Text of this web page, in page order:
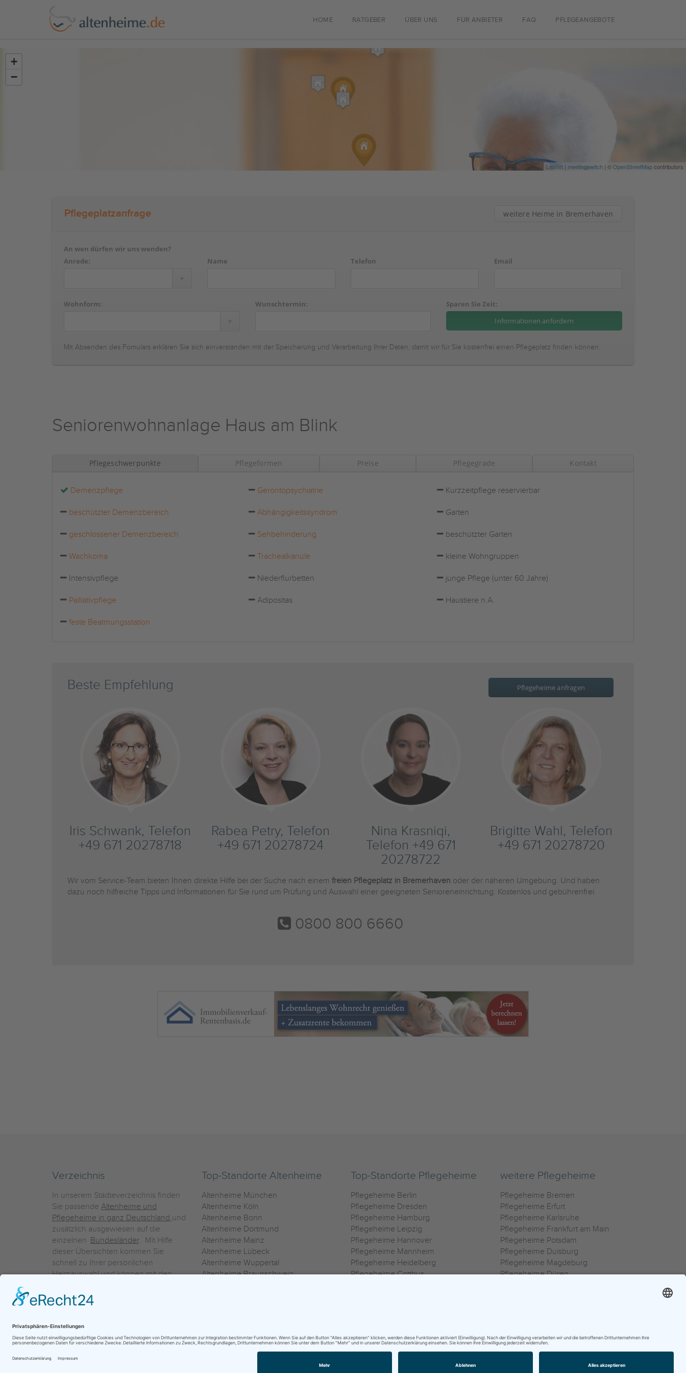
HOME RATGEBER ÜBER UNS FÜR ANBIETER FAQ PFLEGEANGEBOTE
+
−
Leaflet | meetingswitch | ©OpenStreetMapcontributors
Pflegeplatzanfrage weitere Heime in Bremerhaven
An wen dürfen wir uns wenden?
Anrede:
Name Telefon Email
Wohnform: Wunschtermin: Sparen Sie Zeit:
Mit Absenden des Fomulars erklären Sie sich einverstanden mit der Speicherung und Verarbeitung Ihrer Daten, damit wir für Sie kostenfrei einen Pflegeplatz finden können.
Seniorenwohnanlage Haus am Blink
Pflegeschwerpunkte Pflegeformen Preise Pflegegrade Kontakt
Demenzpflege Gerontopsychiatrie Kurzzeitpflege reservierbar
beschützter Demenzbereich Abhängigkeitssyndrom Garten
geschlossener Demenzbereich Sehbehinderung beschützter Garten
Wachkoma Trachealkanüle kleine Wohngruppen
Intensivpflege Niederflurbetten junge Pflege (unter 60 Jahre)
Palliativpflege Adipositas Haustiere n.A.
feste Beatmungsstation
Beste Empfehlung Pflegeheime anfragen
Iris Schwank, Telefon
+49 671 20278718
Rabea Petry, Telefon
+49 671 20278724
Nina Krasniqi,
Telefon +49 671
20278722
Brigitte Wahl, Telefon
+49 671 20278720
Wir vom Service-Team bieten Ihnen direkte Hilfe bei der Suche nach einem freien Pflegeplatz in Bremerhaven oder der näheren Umgebung. Und haben
dazu noch hilfreiche Tipps und Informationen für Sie rund um Prüfung und Auswahl einer geeigneten Senioreneinrichtung. Kostenlos und gebührenfrei.
0800 800 6660
Verzeichnis
In unserem Städteverzeichnis finden
Sie passende Altenheime und
Pflegeheime in ganz Deutschland und
zusätzlich ausgewiesen auf die
einzelnen Bundesländer. Mit Hilfe
dieser Übersichten kommen Sie
schnell zu Ihrer persönlichen
Heimauswahl und können mit den
einzelnen Häuser Leistungsvergleiche
vornehmen.
Top-Standorte Altenheime
Altenheime München
Altenheime Köln
Altenheime Bonn
Altenheime Dortmund
Altenheime Mainz
Altenheime Lübeck
Altenheime Wuppertal
Altenheime Braunschweig
Top-Standorte Pflegeheime
Pflegeheime Berlin
Pflegeheime Dresden
Pflegeheime Hamburg
Pflegeheime Leipzig
Pflegeheime Hannover
Pflegeheime Mannheim
Pflegeheime Heidelberg
Pflegeheime Cottbus
weitere Pflegeheime
Pflegeheime Bremen
Pflegeheime Erfurt
Pflegeheime Karlsruhe
Pflegeheime Frankfurt am Main
Pflegeheime Potsdam
Pflegeheime Duisburg
Pflegeheime Magdeburg
Pflegeheime Düren
0800 800 666 0